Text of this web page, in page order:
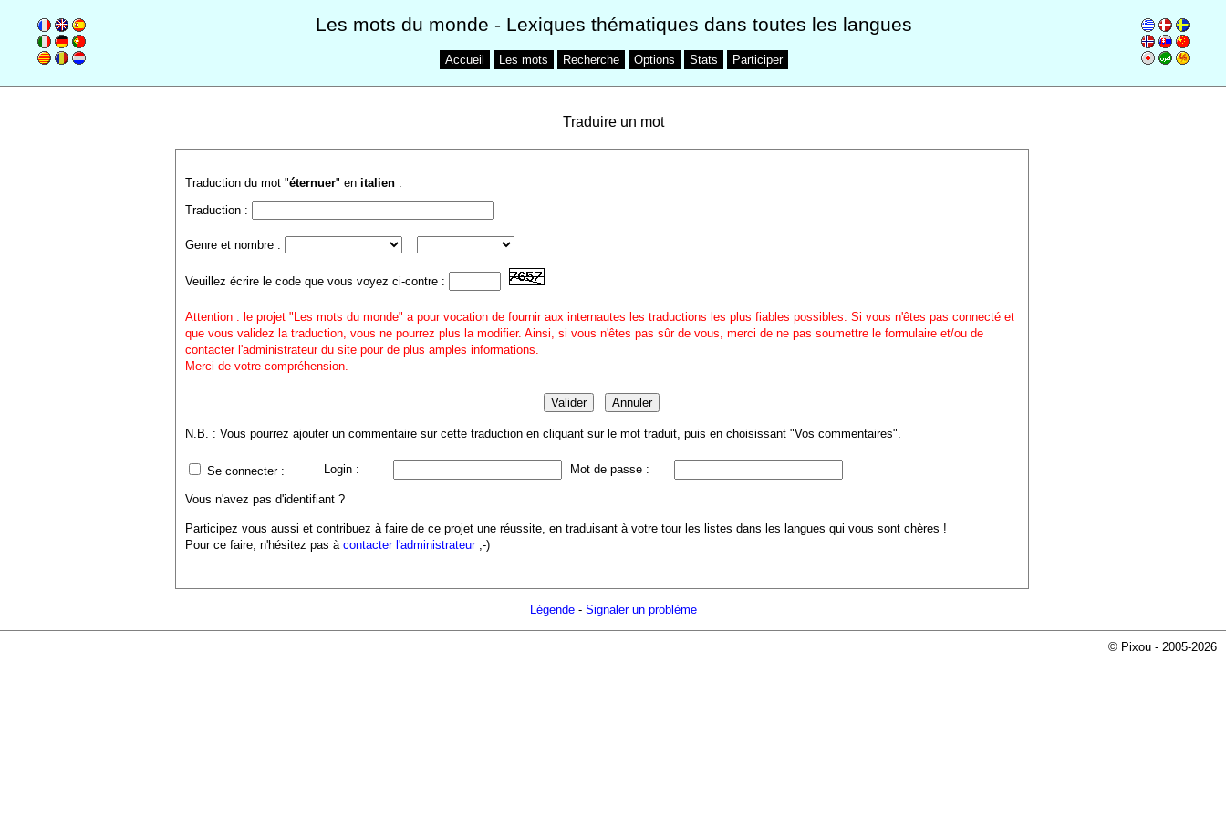
Les mots du monde - Lexiques thématiques dans toutes les langues
Accueil Les mots Recherche Options Stats Participer
Traduire un mot
Traduction du mot "éternuer" en italien:
Traduction :
Genre et nombre :
Veuillez écrire le code que vous voyez ci-contre :
Attention : le projet "Les mots du monde" a pour vocation de fournir aux internautes les traductions les plus fiables possibles. Si vous n'êtes pas connecté et
que vous validez la traduction, vous ne pourrez plus la modifier. Ainsi, si vous n'êtes pas sûr de vous, merci de ne pas soumettre le formulaire et/ou de
contacter l'administrateur du site pour de plus amples informations.
Merci de votre compréhension.
N.B. : Vous pourrez ajouter un commentaire sur cette traduction en cliquant sur le mot traduit, puis en choisissant "Vos commentaires".
Se connecter : Login : Mot de passe :
Vous n'avez pas d'identifiant ?
Participez vous aussi et contribuez à faire de ce projet une réussite, en traduisant à votre tour les listes dans les langues qui vous sont chères !
Pour ce faire, n'hésitez pas à contacter l'administrateur;-)
Légende- Signaler un problème
© Pixou - 2005-2026